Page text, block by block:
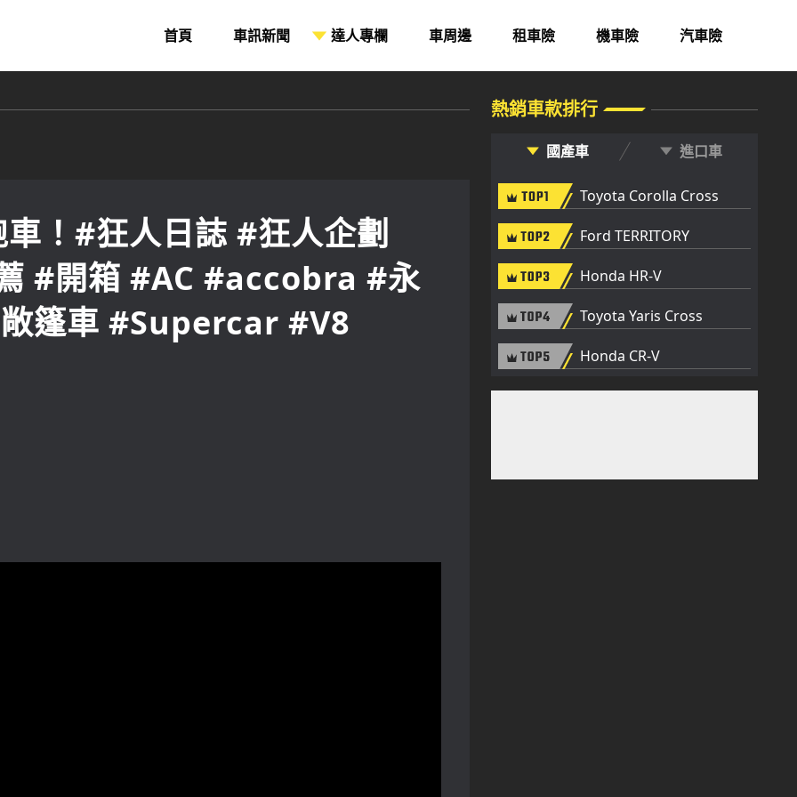
！#狂人日誌 #狂人企劃
#開箱 #AC #accobra #永
篷車 #Supercar #V8
熱銷車款排行
國產車 進口車
Toyota Corolla Cross
Ford TERRITORY
Honda HR-V
Toyota Yaris Cross
Honda CR-V